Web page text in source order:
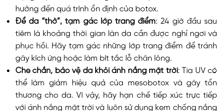
hưởng đến quá trình ổn định của botox.
Để da “thở”, tạm gác lớp trang điểm: 24 giờ đầu sau
tiêm là khoảng thời gian làn da cần được nghỉ ngơi và
phục hồi. Hãy tạm gác những lớp trang điểm để tránh
gây kích ứng hoặc làm bít tắc lỗ chân lông.
Che chắn, bảo vệ da khỏi ánh nắng mặt trời: Tia UV có
thể làm giảm hiệu quả của mesobotox và gây tổn
thương cho da. Vì vậy, hãy hạn chế tiếp xúc trực tiếp
với ánh nắng mặt trời và luôn sử dụng kem chống nắng